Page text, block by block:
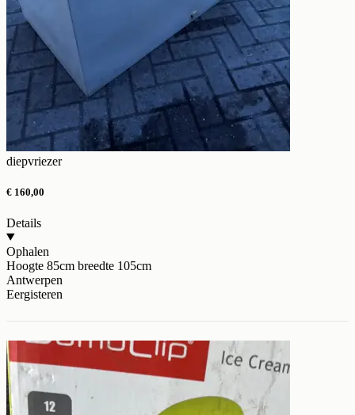
diepvriezer
€ 160,00
Details
Ophalen
Hoogte 85cm breedte 105cm
Antwerpen
Eergisteren